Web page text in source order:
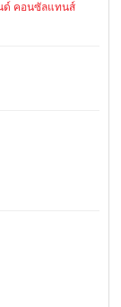
ด์ คอนซัลแทนส์